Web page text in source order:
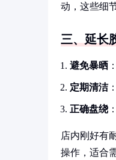
动，这些细
三、延长
避免暴晒
定期清洁
正确盘绕
店内刚好有
操作，适合